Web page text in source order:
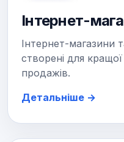
Інтернет-
Інтернет-магазини
створені для кращої
продажів.
Детальніше →